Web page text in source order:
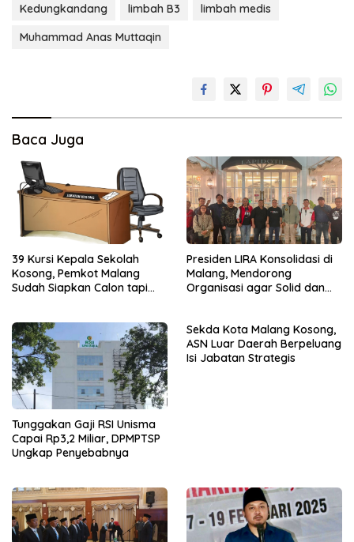
Kedungkandang
limbah B3
limbah medis
Muhammad Anas Muttaqin
Baca Juga
39 Kursi Kepala Sekolah
Kosong, Pemkot Malang
Sudah Siapkan Calon tapi
Presiden LIRA Konsolidasi di
Malang, Mendorong
Organisasi agar Solid dan
Tunggakan Gaji RSI Unisma
Capai Rp3,2 Miliar, DPMPTSP
Ungkap Penyebabnya
Sekda Kota Malang Kosong,
ASN Luar Daerah Berpeluang
Isi Jabatan Strategis